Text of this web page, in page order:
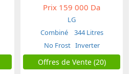
Prix 159 000 Da
LG
Combiné
344 Litres
No Frost Inverter
Offres de Vente (20)